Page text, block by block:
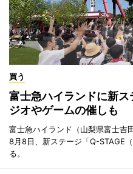
買う
富士急ハイランドに新
ジオやゲームの催しも
富士急ハイランド（山梨県富士吉
8月8日、新ステージ「Q-STAGE
る。